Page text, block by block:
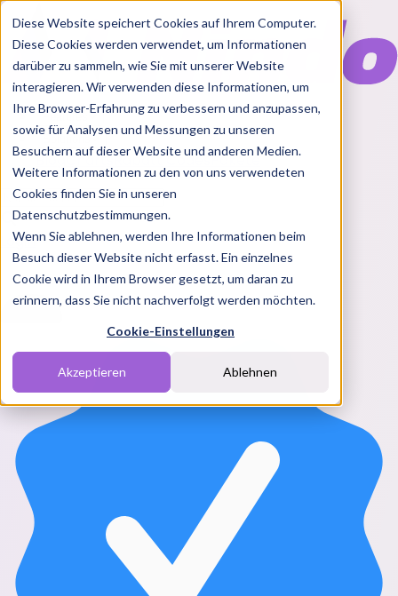
Diese Website speichert Cookies auf Ihrem Computer.
Diese Cookies werden verwendet, um Informationen
darüber zu sammeln, wie Sie mit unserer Website
interagieren. Wir verwenden diese Informationen, um
Ihre Browser-Erfahrung zu verbessern und anzupassen,
sowie für Analysen und Messungen zu unseren
Besuchern auf dieser Website und anderen Medien.
Weitere Informationen zu den von uns verwendeten
Cookies finden Sie in unseren
Datenschutzbestimmungen.
Wenn Sie ablehnen, werden Ihre Informationen beim
Besuch dieser Website nicht erfasst. Ein einzelnes
Cookie wird in Ihrem Browser gesetzt, um daran zu
erinnern, dass Sie nicht nachverfolgt werden möchten.
Cookie-Einstellungen
Akzeptieren Ablehnen
Features
Solutions
BlogChartsRabatt CodesPakete
Login